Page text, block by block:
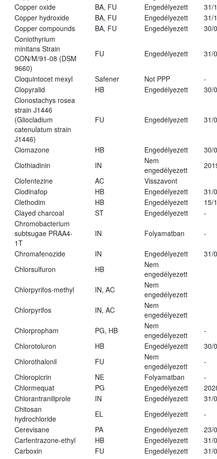
Copper oxide
BA, FU Engedélyezett
31/
Copper hydroxide
BA, FU Engedélyezett
31/
Copper compounds
BA, FU Engedélyezett
30/
Coniothyrium
minitans Strain
CON/M/91-08 (DSM
9660)
FU Engedélyezett 31/
Cloquintocet mexyl Safener Not PPP
-
Clopyralid
HB Engedélyezett
30/
Clonostachys rosea
strain J1446
(Gliocladium
catenulatum strain
J1446)
FU Engedélyezett 31/
Clomazone HB Engedélyezett
30/
Clothiadinin
IN
Nem
engedélyezett
Clofentezine
AC
Visszavont
Clodinafop
HB Engedélyezett
31/
Clethodim
HB Engedélyezett
15/
Clayed charcoal
ST Engedélyezett
-
Chromobacterium
subtsugae PRAA4-
1T
IN Folyamatban -
Chromafenozide IN Engedélyezett
31/
Chlorsulfuron
HB
Nem
engedélyezett
Chlorpyrifos-methyl
IN, AC
Nem
engedélyezett
Chlorpyrifos
IN, AC
Nem
engedélyezett
Chlorpropham
PG, HB
Nem
engedélyezett
-
Chlorotoluron
HB Engedélyezett
30/
Chlorothalonil
FU
Nem
engedélyezett
-
Chloropicrin
NE Folyamatban
-
Chlormequat
PG Engedélyezett
Chlorantraniliprole
IN Engedélyezett
31/
Chitosan
hydrochloride
EL Engedélyezett
-
Cerevisane
PA Engedélyezett
23/
Carfentrazone-ethyl
HB Engedélyezett
31/
Carboxin
FU Engedélyezett
31/